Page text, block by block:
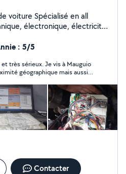
en all
électronique, électricité)
7
: 5/5
Je vis à Mauguio
géographique mais aussi
pour vous satisfaire à
Contacter